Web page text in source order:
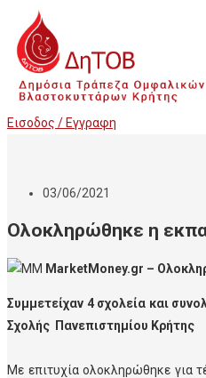
Εισοδος / Εγγραφη
03/06/2021
Ολοκληρώθηκε η
MarketMoney.gr –
Συμμετείχαν 4 σχολεία και
Σχολής Πανεπιστημίου Κρήτης
Με επιτυχία ολοκληρώθηκε για